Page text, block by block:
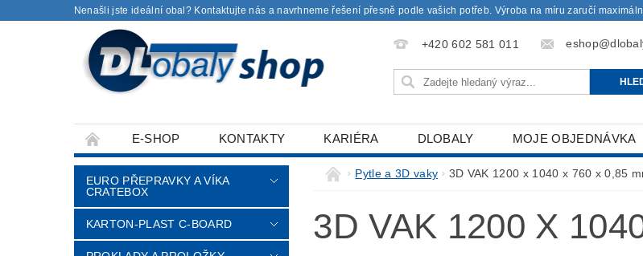
Nenašli jste ideální obal? Kontaktujte nás a navrhneme řešení přesně podle vašich potřeb. Výroba na míru zaručí
+420 602 581 011
E-SHOP KONTAKTY KARIÉRA DLOBALY MOJE OBJEDNÁVKA
EURO PŘEPRAVKY A VÍKA
CRATEBOX
KARTON-PLAST C-BOARD
Pytle a 3D vaky 3D VAK 1200 x 1040 x 760 x 0,85
3D VAK 1200 X